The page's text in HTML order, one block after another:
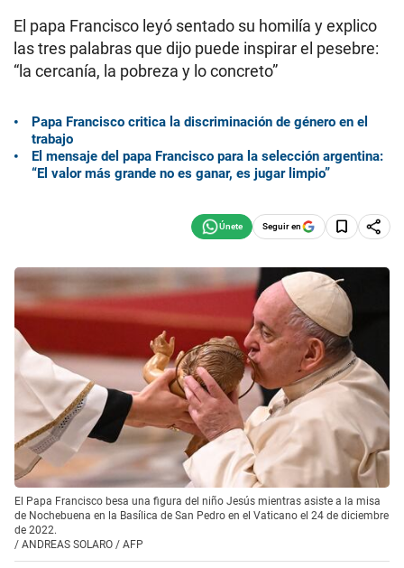
El papa Francisco leyó sentado su homilía y explico
las tres palabras que dijo puede inspirar el pesebre:
“la cercanía, la pobreza y lo concreto”
Papa Francisco critica la discriminación de género en el
trabajo
El mensaje del papa Francisco para la selección argentina:
“El valor más grande no es ganar, es jugar limpio”
Seguir en
El Papa Francisco besa una figura del niño Jesús mientras asiste a la misa
de Nochebuena en la Basílica de San Pedro en el Vaticano el 24 de diciembre
de 2022.
/ ANDREAS SOLARO / AFP